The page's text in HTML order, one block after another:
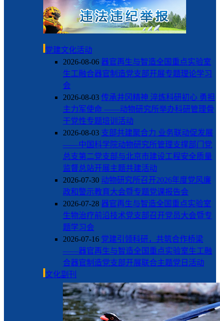
党建文化活动
2026-08-06 器官再生与智造全国重点实验室
生工融合器官制造党支部开展专题理论学习
会
2026-08-03 传承井冈精神 淬炼科研初心 勇担
主力军使命 ——动物研究所举办科研管理骨
干党性专题培训活动
2026-08-03 支部共建聚合力 业务联动促发展
——中国科学院动物研究所管理支撑部门党
总支第二党支部与北京市建设工程安全质量
监督总站开展主题共建活动
2026-07-30 动物研究所召开2026年度党风廉
政和警示教育大会暨专题党课报告会
2026-07-28 器官再生与智造全国重点实验室
生物治疗前沿技术党支部召开党员大会暨专
题学习会
2026-07-16 党建引领科研，共筑合作桥梁
——器官再生与智造全国重点实验室生工融
合器官制造党支部开展联合主题党日活动
文化副刊